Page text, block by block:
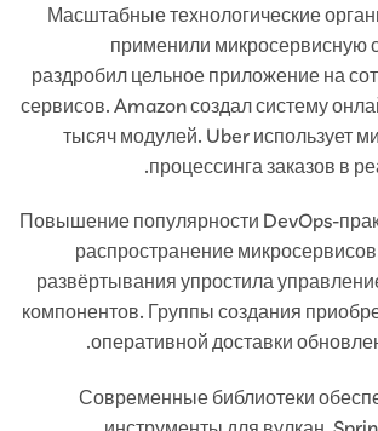
Масштабные технологические
применили микросервисную
раздробил цельное приложение на
сервисов. Amazon создал систему
тысяч модулей. Uber использует
процессинга заказов в
Повышение популярности DevOps-
распространение
развёртывания упростила
компонентов. Группы создания
оперативной доставки
Современные библиотеки